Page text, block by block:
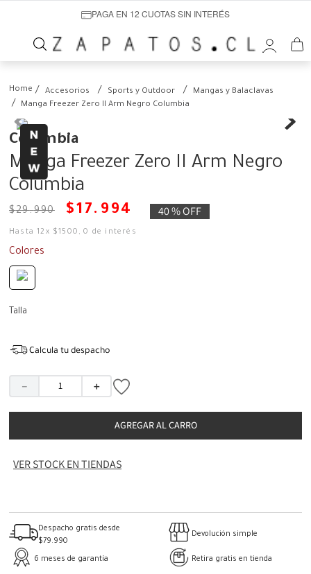
PAGA EN 12 CUOTAS SIN INTERÉS
Accesorios Sports y Outdoor
Mangas y Balaclavas
Manga Freezer Zero II Arm Negro Columbia
Columbia
Manga Freezer Zero II Arm Negro
Columbia
$29.990 $17. 994 40 %OFF
Hasta12 x $1500 ,0 de interés
Colores
Talla
Calcula tu despacho
＋
－
AGREGAR AL CARRO
VER STOCK EN TIENDAS
Despacho gratis desde
$79.990
Devolución simple
6 meses de garantía Retira gratis en tienda